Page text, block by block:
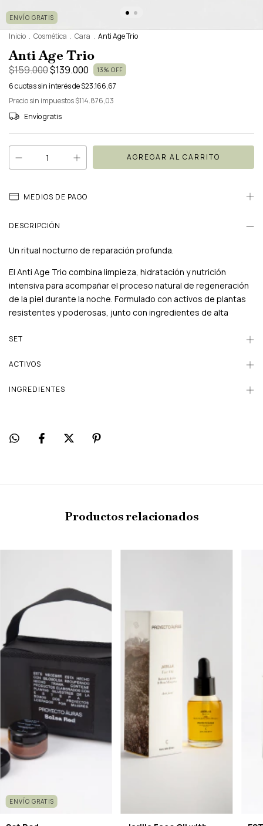
ENVÍO GRATIS
Inicio . Cosmética . Cara . Anti Age Trio
Anti Age Trio
$159.000$139.000 13% OFF
6cuotas sin interés de$23.166,67
Precio sin impuestos$114.876,03
Envío gratis
MEDIOS DE PAGO
DESCRIPCIÓN
Un ritual nocturno de reparación profunda.
El Anti Age Trio combina limpieza, hidratación y nutrición
intensiva para acompañar el proceso natural de regeneración
de la piel durante la noche. Formulado con activos de plantas
resistentes y poderosas, junto con ingredientes de alta
devolverle luminosidad.
Mientras dormís, la piel se repara. Al despertar, se siente más
SET
ACTIVOS
INGREDIENTES
Productos relacionados
ENVÍO GRATIS